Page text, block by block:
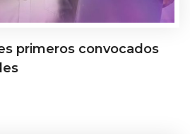
primeros convocados